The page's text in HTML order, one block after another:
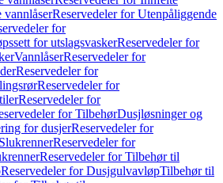
vannlåserReservedeler for Utenpåliggende
for
for utslagsvaskerReservedeler for
VannlåserReservedeler for
Reservedeler for
Reservedeler for
Reservedeler for
for TilbehørDusjløsninger og
for dusjerReservedeler for
Reservedeler for
Reservedeler for Tilbehør til
Reservedeler for DusjgulvavløpTilbehør til